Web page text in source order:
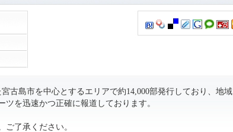
古島市を中心とするエリアで約14,000部発行しており、地域
を迅速かつ正確に報道しております。
了承ください。